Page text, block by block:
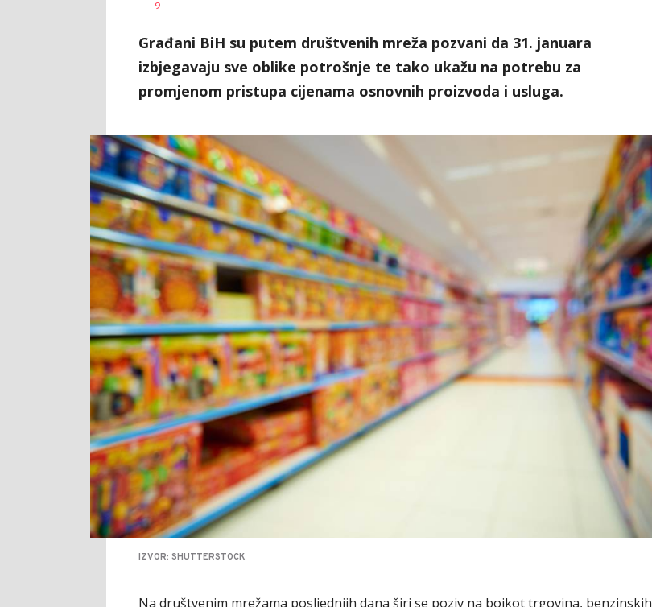
AUTOR
9
Građani BiH su putem društvenih mreža pozvani da 31. januara
izbjegavaju sve oblike potrošnje te tako ukažu na potrebu za
promjenom pristupa cijenama osnovnih proizvoda i usluga.
IZVOR: SHUTTERSTOCK
Na društvenim mrežama posljednjih dana širi se poziv na bojkot trgovina, benzinskih